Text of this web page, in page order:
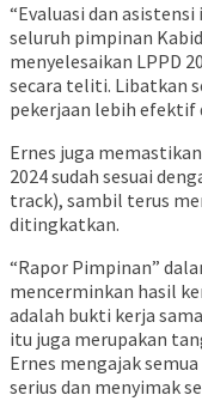
“Evaluasi dan
seluruh pimpinan
menyelesaikan LPPD
secara teliti. Libatkan
pekerjaan lebih efektif
Ernes juga
2024 sudah sesuai
track), sambil terus
ditingkatkan.
“Rapor Pimpinan”
mencerminkan hasil
adalah bukti kerja
itu juga merupakan
Ernes mengajak
serius dan menyimak